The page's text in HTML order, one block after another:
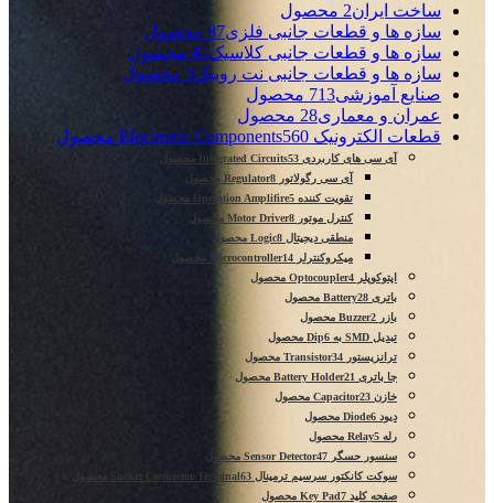
ساخت ایران2 محصول
سازه ها و قطعات جانبی فلزی87 محصول
سازه ها و قطعات جانبی کلاسیک 41 محصول
سازه ها و قطعات جانبی نت روبیک3 محصول
صنایع آموزشی713 محصول
عمران و معماری28 محصول
قطعات الکترونیک Electronic Components 560 محصول
آی سی های کاربردی Integrated Circuits 53 محصول
آی سی رگولاتور Regulator 8 محصول
تقویت کننده Operation Amplifire 5 محصول
کنترل موتور Motor Driver 8 محصول
منطقی دیجیتال Logic 8 محصول
میکروکنترلر Microcontroller 14 محصول
اپتوکوپلر Optocoupler 4 محصول
باتری Battery 28 محصول
بازر Buzzer 2 محصول
تبدیل SMD به Dip
6 محصول
ترانزیستور Transistor 34 محصول
جا باتری Battery Holder 21 محصول
خازن Capacitor 23 محصول
دیود Diode 6 محصول
رله Relay 5 محصول
سنسور حسگر Sensor Detector 47 محصول
سوکت کانکتور سرسیم ترمینال Sucket Connector Terminal 63 محصول
صفحه کلید Key Pad 7 محصول